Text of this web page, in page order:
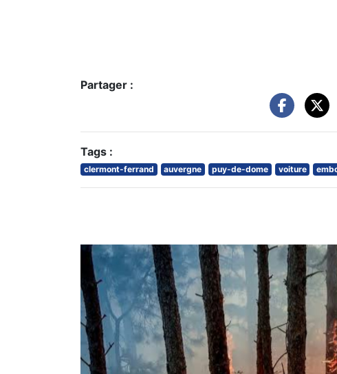
Partager :
Tags :
clermont-ferrand auvergne puy-de-dome voiture